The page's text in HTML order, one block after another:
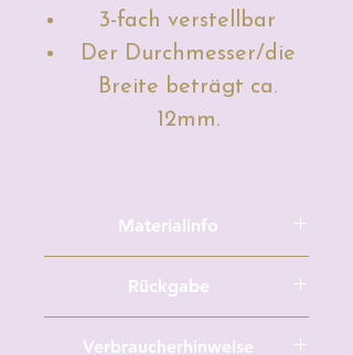
3-fach verstellbar
Der Durchmesser/die
Breite beträgt ca.
12mm.
Materialinfo
bei der Produktfotografie und
unterschiedlichen
Bildschirmeinstellungen kann es
Rückgabe
Verbraucherhinweise